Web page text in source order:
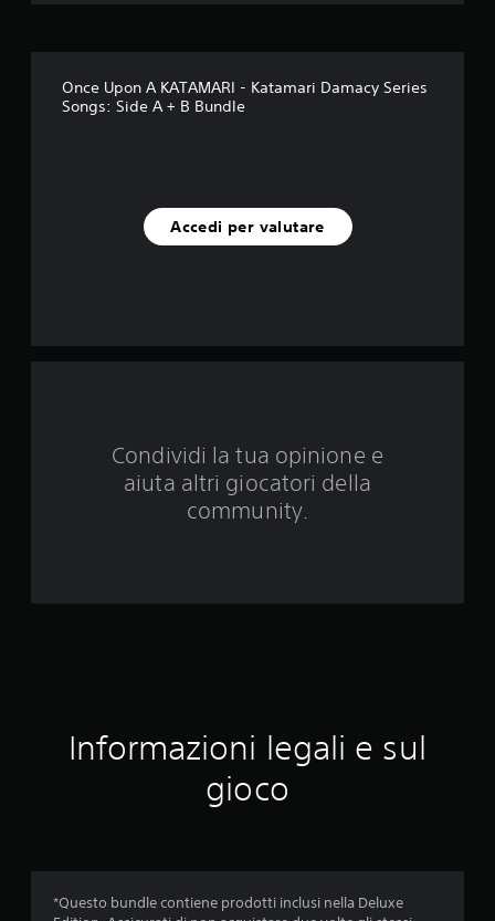
c
i
2
a
o
Once Upon A KATAMARI - Katamari Damacy Series
Songs: Side A + B Bundle
Accedi per valutare
Condividi la tua opinione e
aiuta altri giocatori della
community.
Informazioni legali e sul
gioco
*Questo bundle contiene prodotti inclusi nella Deluxe